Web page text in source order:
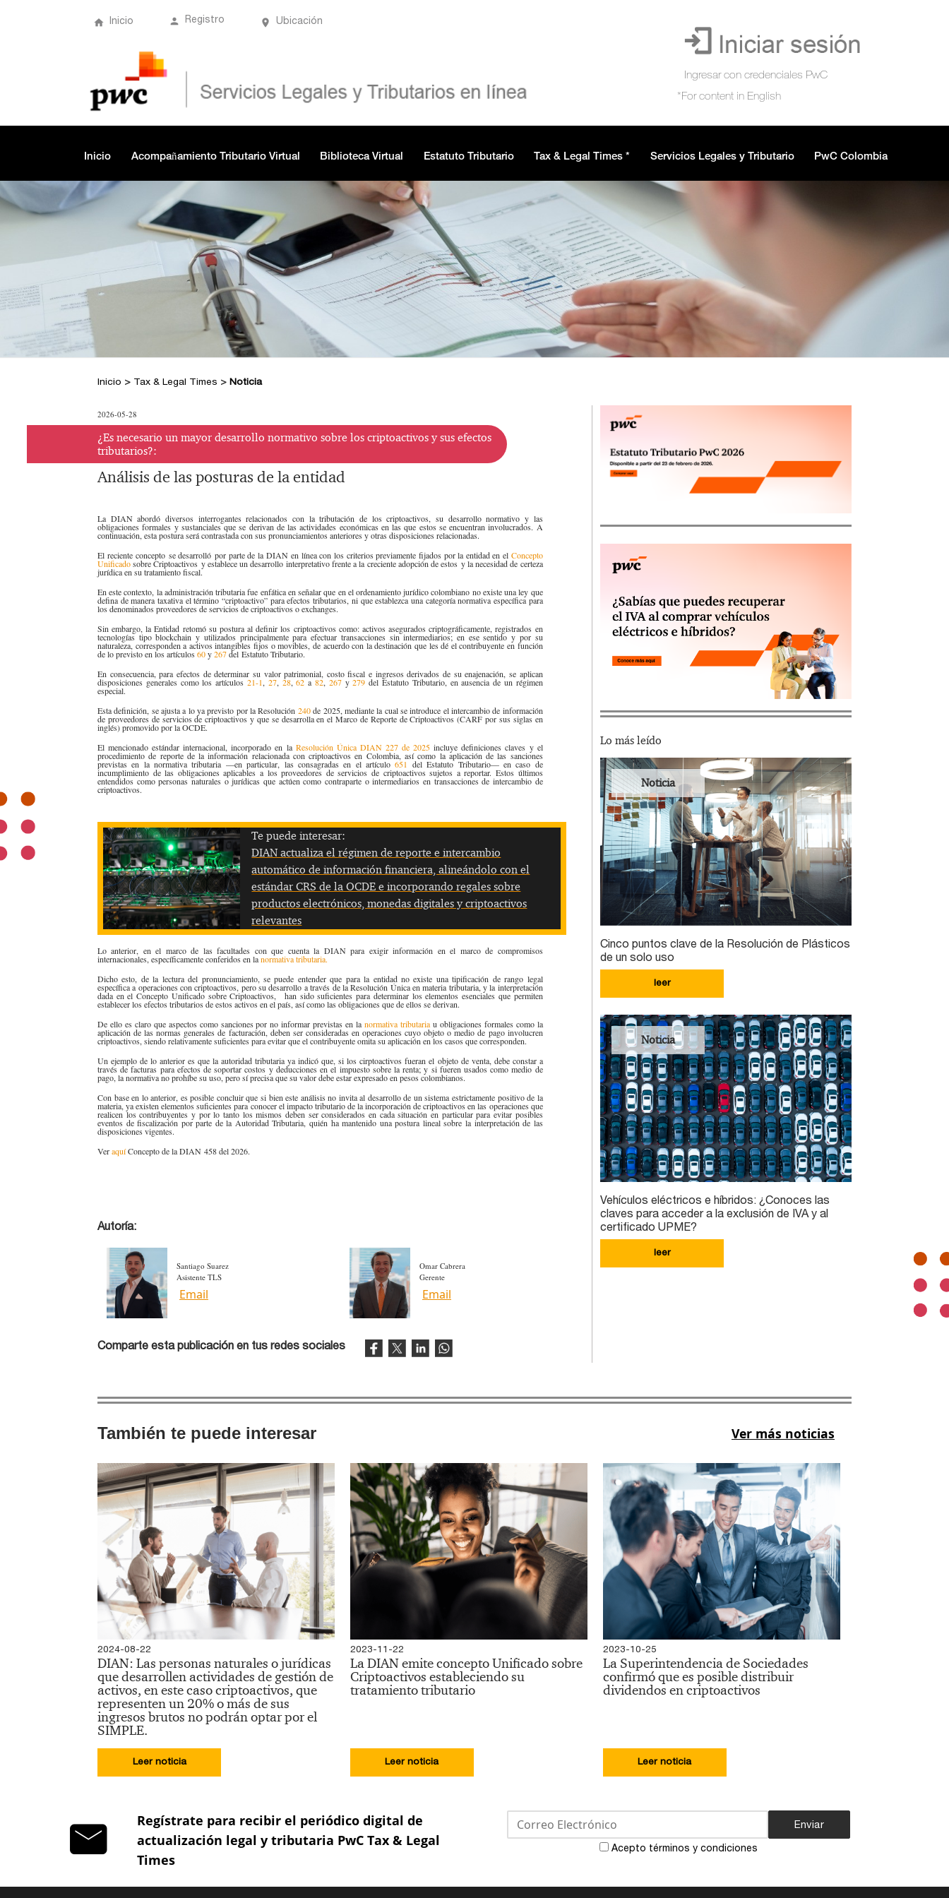
Inicio Registro Ubicación
Inicio Acompañamiento Tributario Virtual Biblioteca Virtual Estatuto Tributario Tax & Legal Times * Servicios Legales y Tributario PwC Colombia
Inicio > Tax & Legal Times > Noticia
2026-05-28
¿Es necesario un mayor desarrollo normativo sobre los criptoactivos y sus efectos
tributarios?:
Análisis de las posturas de la entidad
La DIAN abordó diversos interrogantes relacionados con la tributación de los criptoactivos, su desarrollo normativo y las
obligaciones formales y sustanciales que se derivan de las actividades económicas en las que estos se encuentran involucrados. A
continuación, esta postura será contrastada con sus pronunciamientos anteriores y ​otras disposiciones relacionadas.
El reciente concepto se desarrolló por parte de la DIAN en línea con los criterios previamente fijados por la entidad en el Concepto
Unificadosobre Criptoactivos y establece un desarrollo interpretativo frente a la creciente adopción de estos y la necesidad de certeza
jurídica en su tratamiento fiscal.
En este contexto, la administ​ración tributaria fue enfática en señalar que en el ordenamiento jurídico colombiano no existe una ley que
defina​ de manera taxativa el término “criptoactivo” para efectos tributarios, ni que establezca una categoría normativa específica para
los denominados proveedores de servicios de criptoactivos oexchanges.
Sin embargo, la Entidad retomó su postura al definir los criptoactivos como: activos asegurados criptográficamente, registrados en
tecnologías tipo blockchain y utilizados principalmente para efectuar transacciones sin intermediarios; en ese sentido y por su
naturaleza, corresponden a activos intangibles fijos o movibles, de acuerdo con la destinación que les dé el contribuyente en función
de lo previsto en los artículos 60y267del Estatuto Tributario.
En consecuencia, para efectos de determinar su valor patrimonial, costo fiscal e ingresos derivados de su enajenación, se aplican
disposiciones generales como los artículos 21-1​, 27​, 28​,62​ a 82​, 267y279​ del Estatuto Tributario, en ausencia de un régimen
especial.
Esta definición, se ajusta a lo ya previsto por la Resolución 240de 2025, mediante la cual se introduce el intercambio de información
de proveedores de servicios de criptoactivos y que se desarrolla en el Marco de Reporte de Criptoactivos (CARF por sus siglas en
inglés) prom​​​ovido por la OCDE.
El mencionado estándar inter​nacional​, inco​rporado en la Resolución Única DIAN 227 de 2025​ incluye definiciones claves y el
procedimiento de reporte de la información relacionada con criptoactivos en Colombia, así como la aplicación de las sanciones
previstas en la normativa tributaria —en particular, las consagradas en el artículo651​ del Estatuto Tributario— en caso de
incumplimiento de las obligaciones aplicables a los proveedores de servicios de criptoactivos sujetos a re​portar. Estos últimos
entendidos como personas naturales o jurídicas que actúen como contraparte o intermediarios en transacciones de intercambio de
criptoactivos.
Te puede interesar:
DIAN actualiza el régimen de reporte e intercambio
automático de información financiera, alineándolo con el
estándar CRS de la OCDE e incorporando regales sobre
productos electrónicos, monedas digitales y criptoactivos
relevantes
Lo anterior, en el marco de las facultades con que cuenta la DIAN para exigir información en el marco de compromisos
internacionales, específicamente conferidos en lanormativa tributaria.​
Dicho esto, de la lectura del pronunciamiento, se puede entender que para la entidad no existe una tipificación de rango legal
específica a operaciones con criptoactivos, pero su desarrollo a través de la Resolución Única en materia tributaria, y la interpretación
dada en el Concepto Unificado sobre Criptoactivos, han sido suficientes para determinar los elementos esenciales que permiten
establecer los efectos tributarios de estos activos en el país, así como las obligaciones que de ellos se derivan.
De ello es claro que aspectos como sanciones por no informar previstas en lanormativa tributaria​ ​u obligaciones formales como la
aplicación de las normas generales de facturación, deben ser consideradas en operaciones cuyo objeto o medio de pago involucren
criptoactivos, siendo relativamente suficientes para evitar que el contribuyente omita su aplicación en los casos que corresponden.
Un ejemplo de lo anterior es que la autoridad tributaria ya indicó que, si los cirptoactivos fueran el objeto de venta, debe constar a
través de facturas para efectos de soportar costos y deducciones en el impuesto sobre la renta; y si fueren usados como medio de
pago, la normativa no prohíbe su uso, pero sí precisa que su valor debe estar expresado en pesos colombianos.
Con base en lo anterior, es posible concluir que si bien este análisis no invita al desarrollo de un sistema estrictamente positivo de la
materia, ya existen elementos suficientes para conocer el impacto tributario de la incorporación de criptoactivos en las operaciones que
realicen los contribuyentes y por lo tanto los mismos deben ser considerados en cada situación en particular para evitar posibles
eventos de fiscalización por parte de la Autoridad Tributaria, quién ha mantenido una postura lineal sobre la interpretación de las
disposiciones vigentes.
Veraquí​Concepto de la DIAN ​458 del 2026.
Autoría:
Santiago Suarez
Asistente TLS
Email
Omar Cabrera
Gerente
Email
Comparte esta publicación en tus redes sociales
Lo más leído
Noticia
Cinco puntos clave de la Resolución de Plásticos
de un solo uso
leer
Noticia
Vehículos eléctricos e híbridos: ¿Conoces las
claves para acceder a la exclusión de IVA y al
certificado UPME?
leer
También te puede interesar Ver más noticias
2024-08-22
DIAN: Las personas naturales o jurídicas
que desarrollen actividades de gestión de
activos, en este caso criptoactivos, que
representen un 20% o más de sus
ingresos brutos no podrán optar por el
SIMPLE.
Leer noticia
2023-11-22
La DIAN emite concepto Unificado sobre
Criptoactivos estableciendo su
tratamiento tributario
Leer noticia
2023-10-25
La Superintendencia de Sociedades
confirmó que es posible distribuir
dividendos en criptoactivos
Leer noticia
Regístrate para recibir el periódico digital de
actualización legal y tributaria PwC Tax & Legal
Times
Enviar
Acepto términos y condiciones